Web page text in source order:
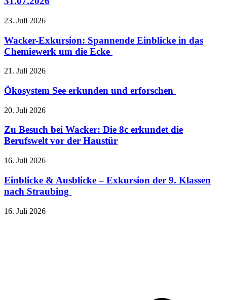
23. Juli 2026
Wacker-Exkursion: Spannende Einblicke in das
Chemiewerk um die Ecke
21. Juli 2026
Ökosystem See erkunden und erforschen
20. Juli 2026
Zu Besuch bei Wacker: Die 8c erkundet die
Berufswelt vor der Haustür
16. Juli 2026
Einblicke & Ausblicke – Exkursion der 9. Klassen
nach Straubing
16. Juli 2026